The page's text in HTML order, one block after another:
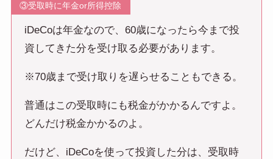
③受取時に年金or所得控除
iDeCoは年金なので、60歳になったら今まで投
資してきた分を受け取る必要があります。
※70歳まで受け取りを遅らせることもできる。
普通はこの受取時にも税金がかかるんですよ。
どんだけ税金かかるのよ。
だけど、iDeCoを使って投資した分は、受取時